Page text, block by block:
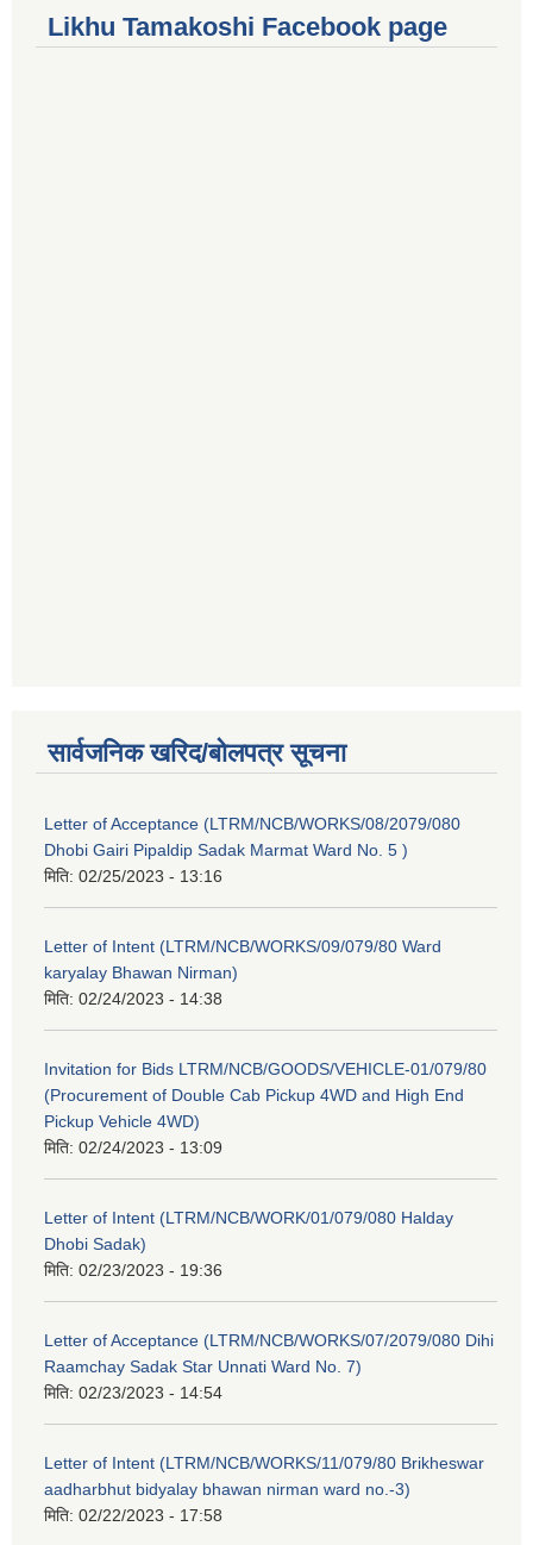
Likhu Tamakoshi Facebook page
सार्वजनिक खरिद/बोलपत्र सूचना
Letter of Acceptance (LTRM/NCB/WORKS/08/2079/080
Dhobi Gairi Pipaldip Sadak Marmat Ward No. 5 )
मिति: 02/25/2023 - 13:16
Letter of Intent (LTRM/NCB/WORKS/09/079/80 Ward
karyalay Bhawan Nirman)
मिति: 02/24/2023 - 14:38
Invitation for Bids LTRM/NCB/GOODS/VEHICLE-01/079/80
(Procurement of Double Cab Pickup 4WD and High End
Pickup Vehicle 4WD)
मिति: 02/24/2023 - 13:09
Letter of Intent (LTRM/NCB/WORK/01/079/080 Halday
Dhobi Sadak)
मिति: 02/23/2023 - 19:36
Letter of Acceptance (LTRM/NCB/WORKS/07/2079/080 Dihi
Raamchay Sadak Star Unnati Ward No. 7)
मिति: 02/23/2023 - 14:54
Letter of Intent (LTRM/NCB/WORKS/11/079/80 Brikheswar
aadharbhut bidyalay bhawan nirman ward no.-3)
मिति: 02/22/2023 - 17:58